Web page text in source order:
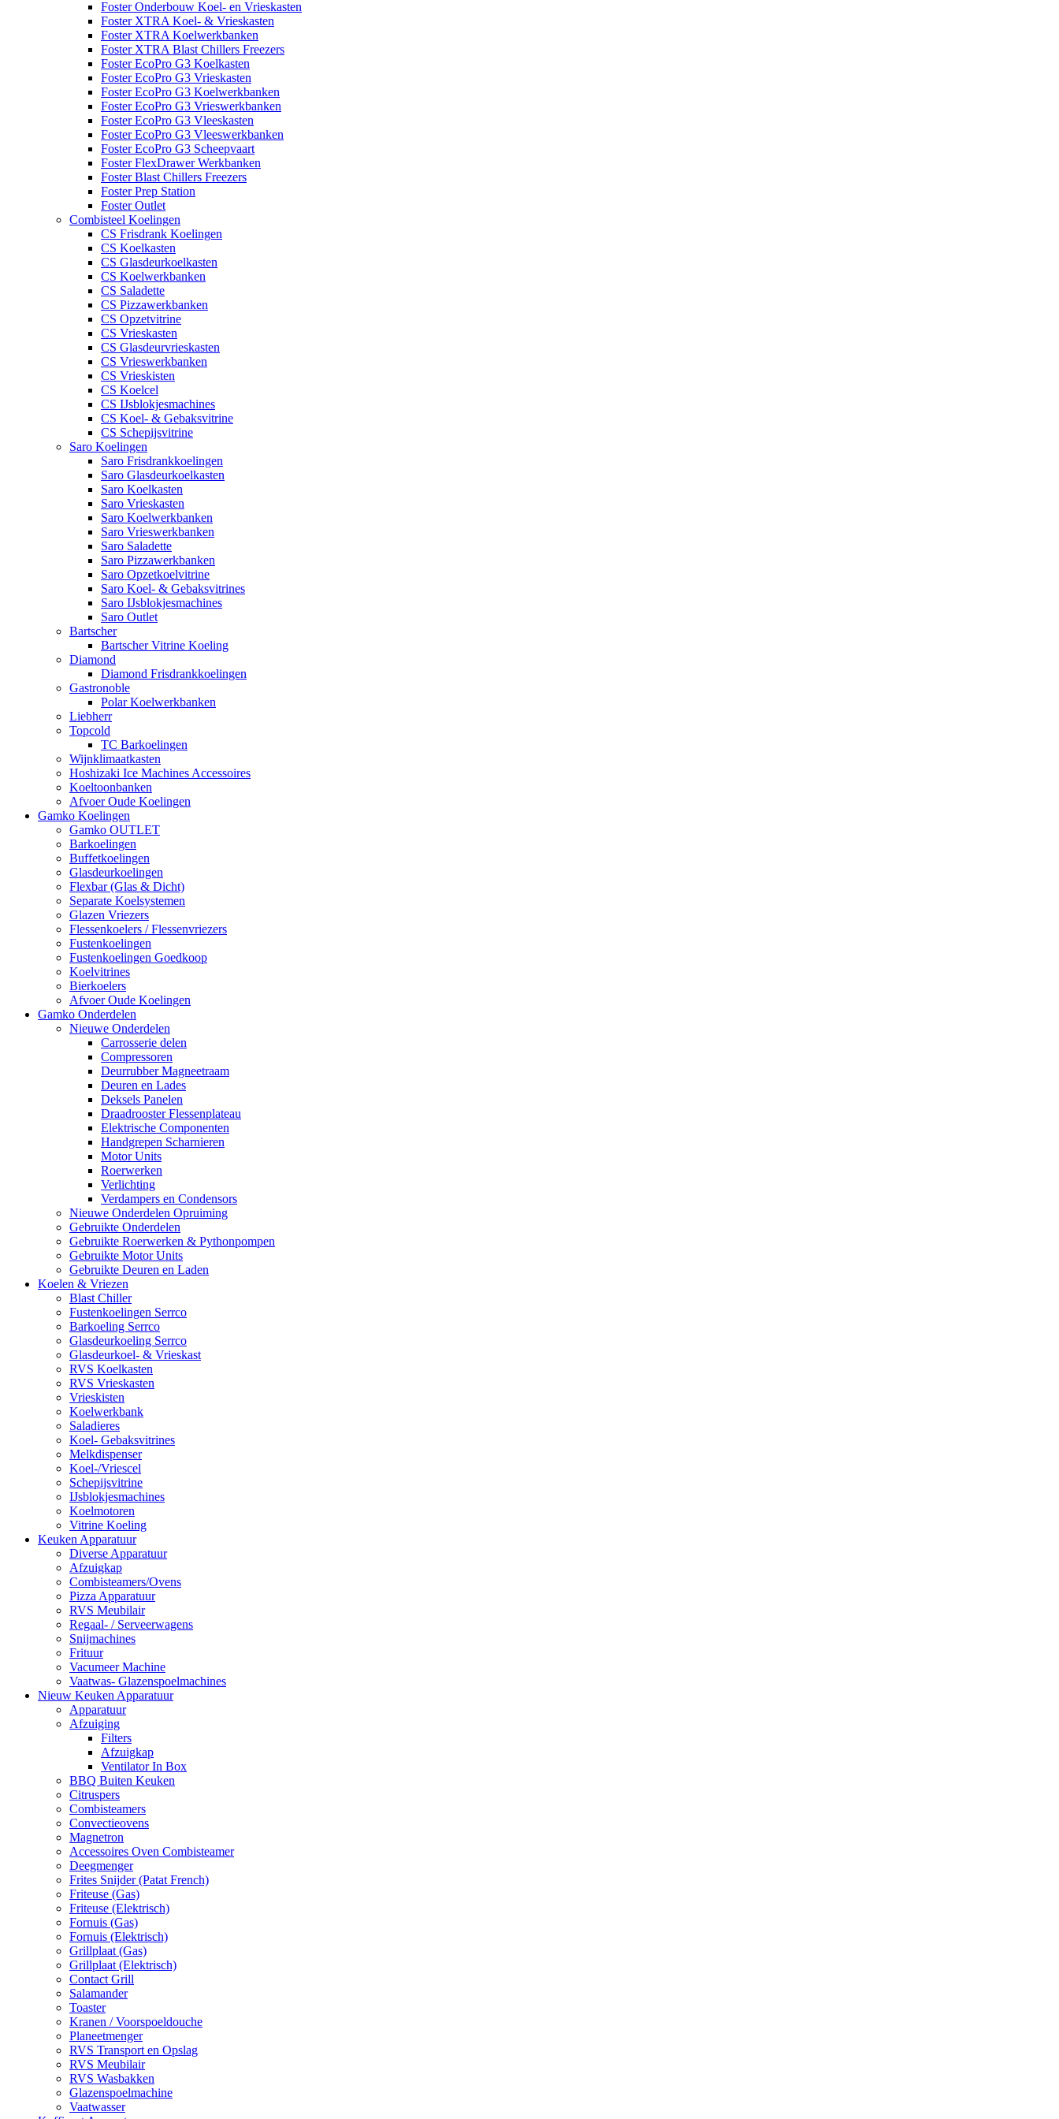
Foster Onderbouw Koel- en Vrieskasten
Foster XTRA Koel- & Vrieskasten
Foster XTRA Koelwerkbanken
Foster XTRA Blast Chillers Freezers
Foster EcoPro G3 Koelkasten
Foster EcoPro G3 Vrieskasten
Foster EcoPro G3 Koelwerkbanken
Foster EcoPro G3 Vrieswerkbanken
Foster EcoPro G3 Vleeskasten
Foster EcoPro G3 Vleeswerkbanken
Foster EcoPro G3 Scheepvaart
Foster FlexDrawer Werkbanken
Foster Blast Chillers Freezers
Foster Prep Station
Foster Outlet
Combisteel Koelingen
CS Frisdrank Koelingen
CS Koelkasten
CS Glasdeurkoelkasten
CS Koelwerkbanken
CS Saladette
CS Pizzawerkbanken
CS Opzetvitrine
CS Vrieskasten
CS Glasdeurvrieskasten
CS Vrieswerkbanken
CS Vrieskisten
CS Koelcel
CS IJsblokjesmachines
CS Koel- & Gebaksvitrine
CS Schepijsvitrine
Saro Koelingen
Saro Frisdrankkoelingen
Saro Glasdeurkoelkasten
Saro Koelkasten
Saro Vrieskasten
Saro Koelwerkbanken
Saro Vrieswerkbanken
Saro Saladette
Saro Pizzawerkbanken
Saro Opzetkoelvitrine
Saro Koel- & Gebaksvitrines
Saro IJsblokjesmachines
Saro Outlet
Bartscher
Bartscher Vitrine Koeling
Diamond
Diamond Frisdrankkoelingen
Gastronoble
Polar Koelwerkbanken
Liebherr
Topcold
TC Barkoelingen
Wijnklimaatkasten
Hoshizaki Ice Machines Accessoires
Koeltoonbanken
Afvoer Oude Koelingen
Gamko Koelingen
Gamko OUTLET
Barkoelingen
Buffetkoelingen
Glasdeurkoelingen
Flexbar (Glas & Dicht)
Separate Koelsystemen
Glazen Vriezers
Flessenkoelers / Flessenvriezers
Fustenkoelingen
Fustenkoelingen Goedkoop
Koelvitrines
Bierkoelers
Afvoer Oude Koelingen
Gamko Onderdelen
Nieuwe Onderdelen
Carrosserie delen
Compressoren
Deurrubber Magneetraam
Deuren en Lades
Deksels Panelen
Draadrooster Flessenplateau
Elektrische Componenten
Handgrepen Scharnieren
Motor Units
Roerwerken
Verlichting
Verdampers en Condensors
Nieuwe Onderdelen Opruiming
Gebruikte Onderdelen
Gebruikte Roerwerken & Pythonpompen
Gebruikte Motor Units
Gebruikte Deuren en Laden
Koelen & Vriezen
Blast Chiller
Fustenkoelingen Serrco
Barkoeling Serrco
Glasdeurkoeling Serrco
Glasdeurkoel- & Vrieskast
RVS Koelkasten
RVS Vrieskasten
Vrieskisten
Koelwerkbank
Saladieres
Koel- Gebaksvitrines
Melkdispenser
Koel-/Vriescel
Schepijsvitrine
IJsblokjesmachines
Koelmotoren
Vitrine Koeling
Keuken Apparatuur
Diverse Apparatuur
Afzuigkap
Combisteamers/Ovens
Pizza Apparatuur
RVS Meubilair
Regaal- / Serveerwagens
Snijmachines
Frituur
Vacumeer Machine
Vaatwas- Glazenspoelmachines
Nieuw Keuken Apparatuur
Apparatuur
Afzuiging
Filters
Afzuigkap
Ventilator In Box
BBQ Buiten Keuken
Citruspers
Combisteamers
Convectieovens
Magnetron
Accessoires Oven Combisteamer
Deegmenger
Frites Snijder (Patat French)
Friteuse (Gas)
Friteuse (Elektrisch)
Fornuis (Gas)
Fornuis (Elektrisch)
Grillplaat (Gas)
Grillplaat (Elektrisch)
Contact Grill
Salamander
Toaster
Kranen / Voorspoeldouche
Planeetmenger
RVS Transport en Opslag
RVS Meubilair
RVS Wasbakken
Glazenspoelmachine
Vaatwasser